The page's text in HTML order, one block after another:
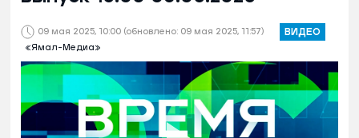
09 мая 2025, 10:00 (обновлено: 09 мая 2025, 11:57) ВИДЕО
«Ямал-Медиа»